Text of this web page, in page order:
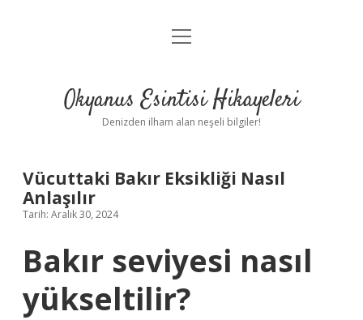
Anasayfa
Yasal Uyarı
menüyü
Okyanus Esintisi Hikayeleri
Denizden ilham alan neşeli bilgiler!
Vücuttaki Bakır Eksikliği Nasıl
Anlaşılır
Tarih: Aralık 30, 2024
Bakır seviyesi nasıl
yükseltilir?